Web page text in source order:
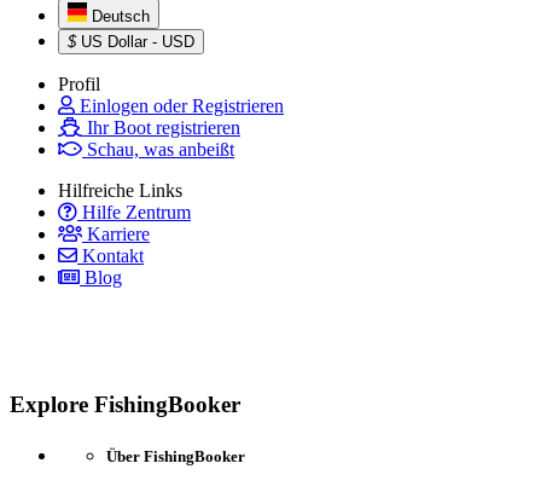
Deutsch
$ US Dollar - USD
Profil
Einlogen oder Registrieren
Ihr Boot registrieren
Schau, was anbeißt
Hilfreiche Links
Hilfe Zentrum
Karriere
Kontakt
Blog
Explore FishingBooker
Über FishingBooker